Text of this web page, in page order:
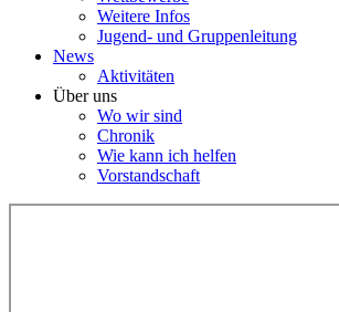
Weitere Infos
Jugend- und Gruppenleitung
News
Aktivitäten
Über uns
Wo wir sind
Chronik
Wie kann ich helfen
Vorstandschaft